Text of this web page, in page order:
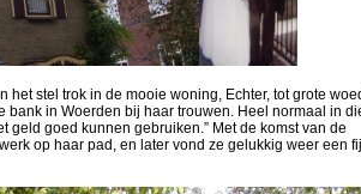
het stel trok in de mooie woning, Echter, tot grote
bank in Woerden bij haar trouwen. Heel normaal in
geld goed kunnen gebruiken.” Met de komst van de
op haar pad, en later vond ze gelukkig weer een